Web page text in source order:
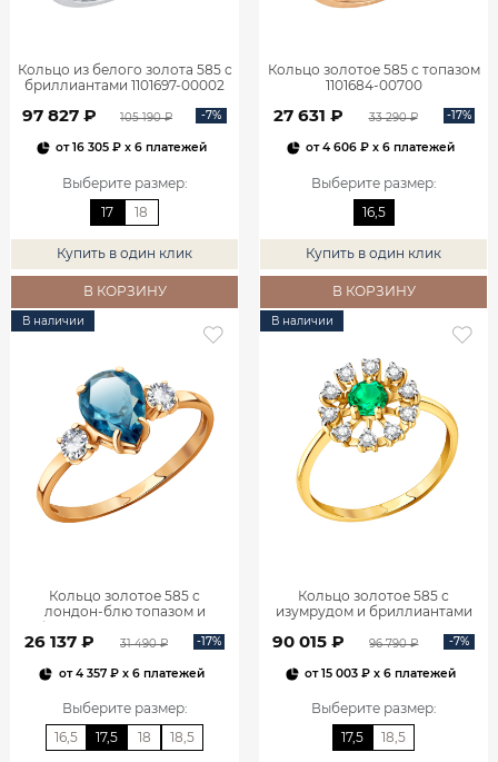
Кольцо из белого золота 585 с
бриллиантами 1101697-00002
97 827 ₽ 105 190 ₽ -7%
от16 305 ₽ x 6 платежей
Выберите размер:
17
18
Купить в один клик
В КОРЗИНУ
Кольцо золотое 585 с топазом
1101684-00700
27 631 ₽ 33 290 ₽ -17%
от4 606 ₽ x 6 платежей
Выберите размер:
16,5
Купить в один клик
В КОРЗИНУ
В наличии
Кольцо золотое 585 с
лондон‑блю топазом и
фианитами 1101174-00740
26 137 ₽ 31 490 ₽ -17%
от4 357 ₽x 6 платежей
Выберите размер:
16,5
17,5 18 18,5
В наличии
Кольцо золотое 585 с
изумрудом и бриллиантами
90 015 ₽ 96 790 ₽ -7%
от15 003 ₽ x 6 платежей
Выберите размер:
17,5
18,5